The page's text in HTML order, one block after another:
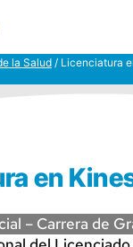
la Salud / Licenciatura
en
– Carrera de